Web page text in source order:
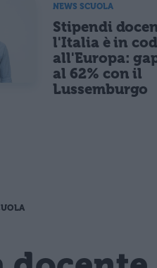
NEWS SCUOLA
Stipendi
l'Italia è in
all'Europa:
al 62% con il
Lussemburgo